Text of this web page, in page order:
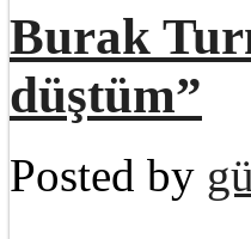
Burak
düştüm”
Posted by